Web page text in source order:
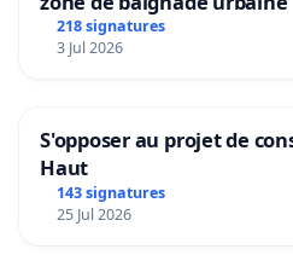
218 signatures
3 Jul 2026
S'opposer au projet de
Haut
143 signatures
25 Jul 2026